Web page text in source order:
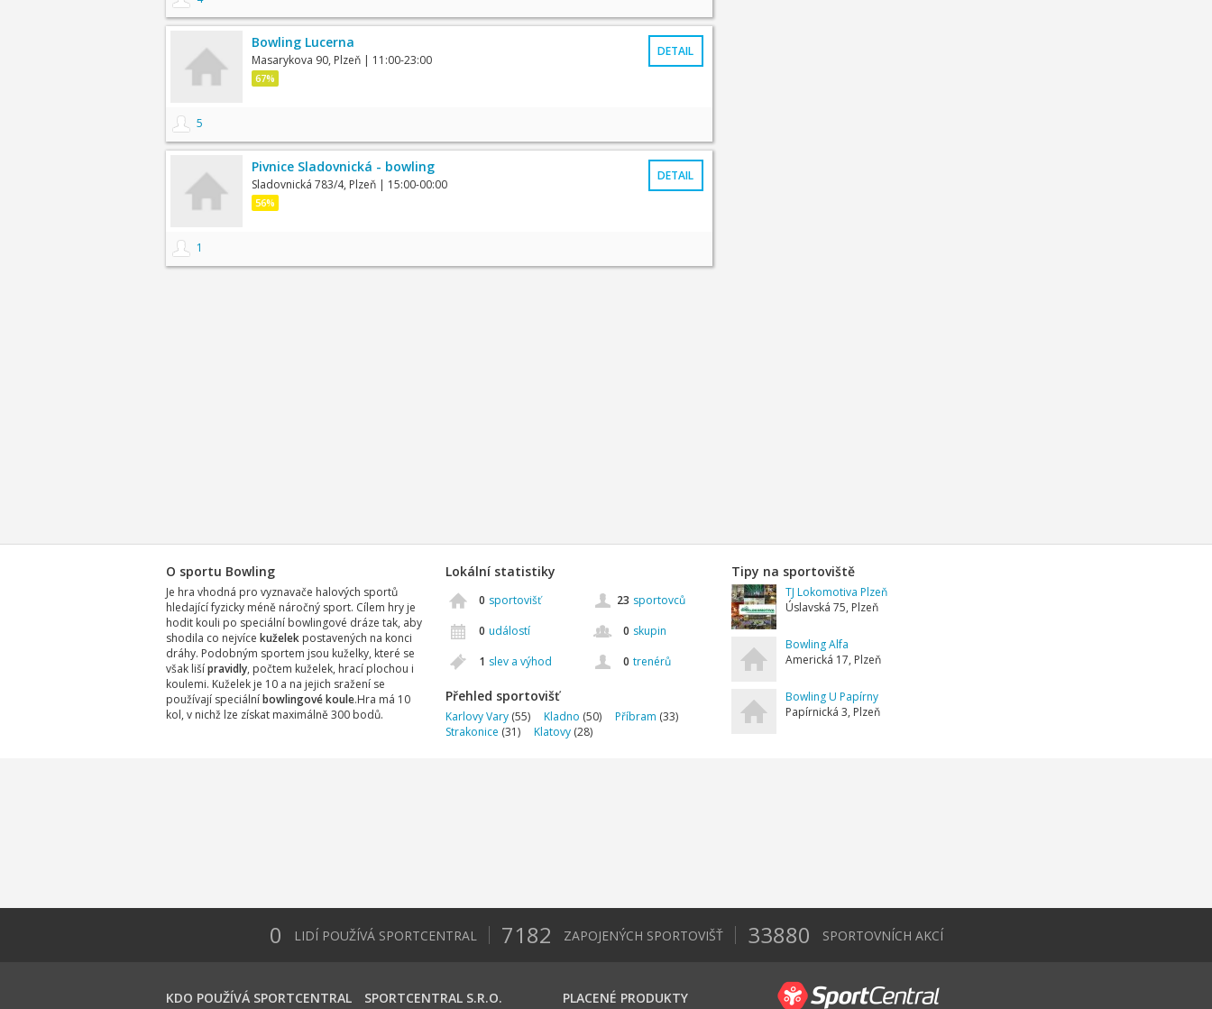
Bowling Lucerna
Masarykova 90, Plzeň | 11:00-23:00
67%
DETAIL
5
Pivnice Sladovnická - bowling
Sladovnická 783/4, Plzeň | 15:00-00:00
56%
DETAIL
1
O sportu Bowling
Je hra vhodná pro vyznavače halových sportů
hledající fyzicky méně náročný sport. Cílem hry je
hodit kouli po speciální bowlingové dráze tak, aby
shodila co nejvíce kuželekpostavených na konci
dráhy. Podobným sportem jsou kuželky, které se
však lišípravidly, počtem kuželek, hrací plochou i
koulemi. Kuželek je 10 a na jejich sražení se
používají speciálníbowlingové koule.Hra má 10
kol, v nichž lze získat maximálně 300 bodů.
Lokální statistiky
0 sportovišť 23 sportovců
0 událostí 0 skupin
1 slev a výhod 0 trenérů
Přehled sportovišť
Karlovy Vary (55) Kladno (50) Příbram (33)
Strakonice (31) Klatovy (28)
Tipy na sportoviště
TJ Lokomotiva Plzeň
Úslavská 75, Plzeň
Bowling Alfa
Americká 17, Plzeň
Bowling U Papírny
Papírnická 3, Plzeň
0 LIDÍ POUŽÍVÁ SPORTCENTRAL 7182 ZAPOJENÝCH SPORTOVIŠŤ 33880 SPORTOVNÍCH AKCÍ
KDO POUŽÍVÁ SPORTCENTRAL SPORTCENTRAL S.R.O. PLACENÉ PRODUKTY